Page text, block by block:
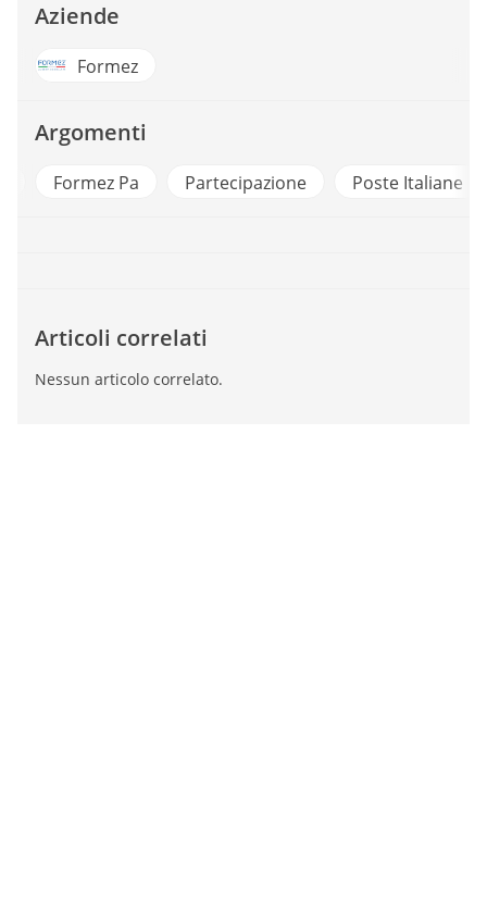
Aziende
Formez
Argomenti
Formez Pa Partecipazione Poste Italiane
Articoli correlati
Nessun articolo correlato.